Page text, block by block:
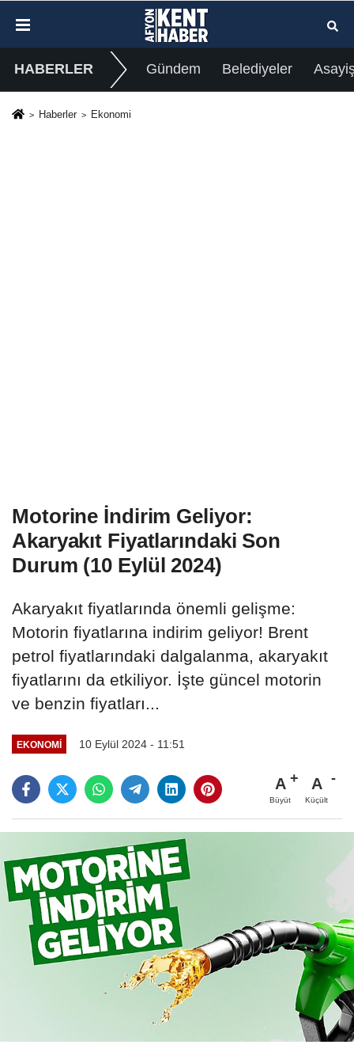
HABERLER Gündem Belediyeler
Haberler Ekonomi
Motorine İndirim Geliyor:
Akaryakıt Fiyatlarındaki Son
Durum (10 Eylül 2024)
Akaryakıt fiyatlarında önemli gelişme:
Motorin fiyatlarına indirim geliyor! Brent
petrol fiyatlarındaki dalgalanma, akaryakıt
fiyatlarını da etkiliyor. İşte güncel motorin
ve benzin fiyatları...
EKONOMI 10 Eylül 2024 - 11:51
A
Büyüt
A
Küçült